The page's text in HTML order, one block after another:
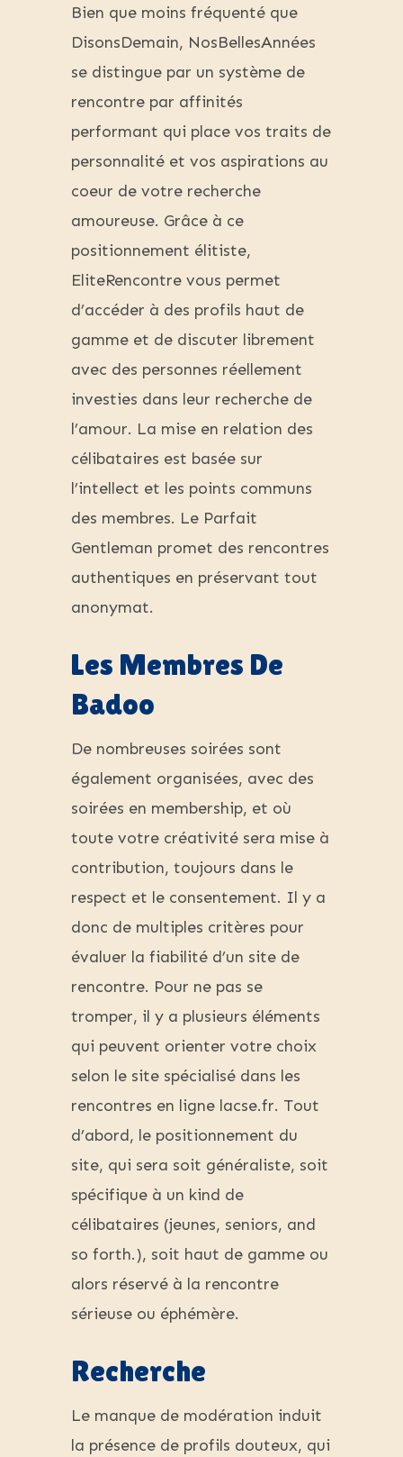
Bien que moins fréquenté que
DisonsDemain, NosBellesAnnées
se distingue par un système de
rencontre par affinités
performant qui place vos traits de
personnalité et vos aspirations au
coeur de votre recherche
amoureuse. Grâce à ce
positionnement élitiste,
EliteRencontre vous permet
d’accéder à des profils haut de
gamme et de discuter librement
avec des personnes réellement
investies dans leur recherche de
l’amour. La mise en relation des
célibataires est basée sur
l’intellect et les points communs
des membres. Le Parfait
Gentleman promet des rencontres
authentiques en préservant tout
anonymat.
Les Membres De
Badoo
De nombreuses soirées sont
également organisées, avec des
soirées en membership, et où
toute votre créativité sera mise à
contribution, toujours dans le
respect et le consentement. Il y a
donc de multiples critères pour
évaluer la fiabilité d’un site de
rencontre. Pour ne pas se
tromper, il y a plusieurs éléments
qui peuvent orienter votre choix
selon le site spécialisé dans les
rencontres en ligne lacse.fr. Tout
d’abord, le positionnement du
site, qui sera soit généraliste, soit
spécifique à un kind de
célibataires (jeunes, seniors, and
so forth.), soit haut de gamme ou
alors réservé à la rencontre
sérieuse ou éphémère.
Recherche
Le manque de modération induit
la présence de profils douteux, qui